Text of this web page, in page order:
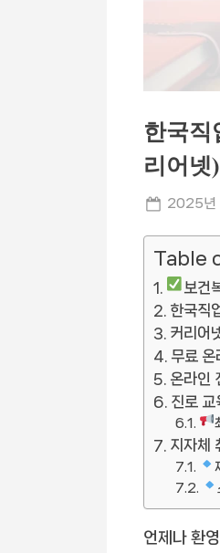
한국직
리어넷
Posted
2025년
Table
보건
한국직
커리어
무료 온
온라인
진로 교
지자체
언제나 환